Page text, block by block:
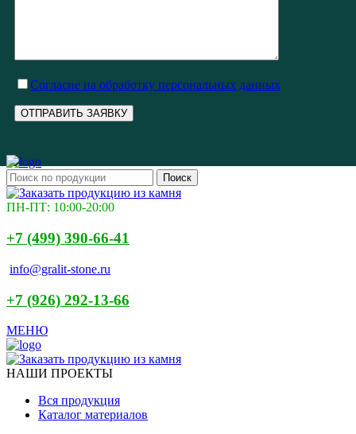
Cогласие на обработку персональных данных
Поиск
ПН-ПТ: 10:00-20:00
+7 (499) 390-66-41
info@gralit-stone.ru
+7 (926) 292-13-66
МЕНЮ
НАШИ ПРОЕКТЫ
Вся продукция
Каталог материалов